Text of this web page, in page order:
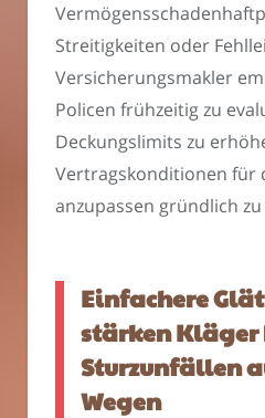
Streitigkeiten oder
Versicherungsmakler
Policen frühzeitig zu
Deckungslimits zu
Vertragskonditionen für
anzupassen gründlich
Einfachere
stärken Kläger
Sturzunfällen
Wegen